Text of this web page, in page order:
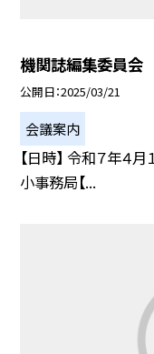
機関誌編集委員会
公開日 2025/03/21
会議案内
【日時】 令和７年４月
小事務局【...